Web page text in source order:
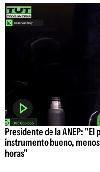
Presidente de la ANEP:
instrumento bueno,
horas"